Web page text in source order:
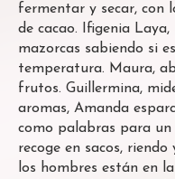
fermentar y secar, con
de cacao. Ifigenia
mazorcas sabiendo si
temperatura. Maura,
frutos. Guillermina,
aromas, Amanda
como palabras para
recoge en sacos,
los hombres están en